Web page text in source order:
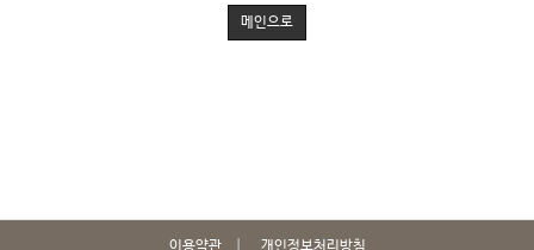
메인으로
이용약관 개인정보처리방침